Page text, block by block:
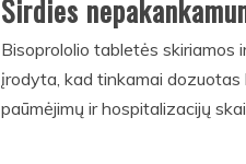
Širdies
Bisoprololio tabletės skiriamos
įrodyta, kad tinkamai dozuotas
paūmėjimų ir hospitalizacijų